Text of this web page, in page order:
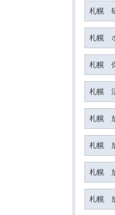
札幌
札幌
札幌
札幌
札幌
札幌
札幌
札幌